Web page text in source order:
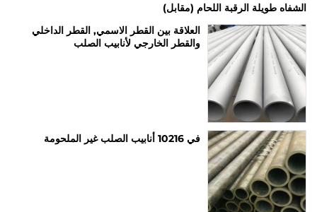
الشفاه طويلة الرقبة اللحام (مقابل)
العلاقة بين القطر الاسمي, القطر الداخلي
والقطر الخارجي لأنابيب الصلب
في 10216 أنابيب الصلب غير الملحومة